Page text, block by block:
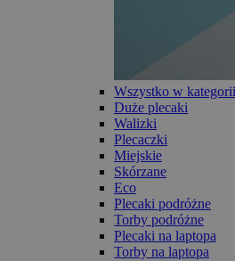
Wszystko w
Duże plecaki
Walizki
Plecaczki
Miejskie
Skórzane
Eco
Plecaki podróżne
Torby podróżne
Plecaki na laptopa
Torby na laptopa